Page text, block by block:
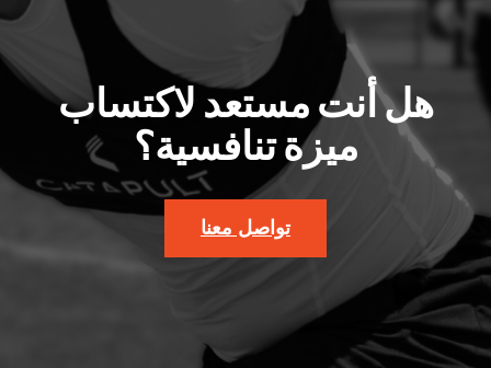
هل أنت مستعد لاكتساب
ميزة تنافسية؟
تواصل معنا